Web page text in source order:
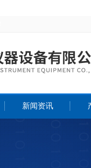
新闻资讯